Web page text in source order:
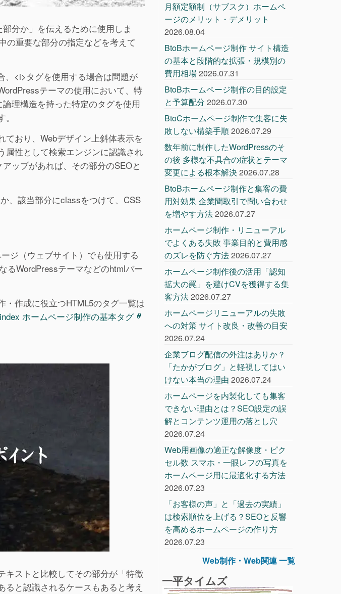
分か」を伝えるために使用しま
の重要な部分の指定などを考えて
、<i>タグを使用する場合は問題が
テーマの使用において、特
理構造を持った特定のタグを使用
おり、Webデザイン上斜体表示を
属性として検索エンジンに認識され
ップがあれば、その部分のSEOと
、該当部分にclassをつけて、CSS
ジ（ウェブサイト）でも使用する
るWordPressテーマなどのhtmlバー
・作成に役立つHTML5のタグ一覧は
ホームページ制作の基本タグ
キストと比較してその部分が「特徴
と認識されるケースもあると考え
月額定額制（サブスク）ホームペ
ージのメリット・デメリット
2026.08.04
BtoBホームページ制作 サイト構造
の基本と段階的な拡張・規模別の
費用相場2026.07.31
BtoBホームページ制作の目的設定
と予算配分 2026.07.30
BtoCホームページ制作で集客に失
敗しない構築手順2026.07.29
数年前に制作したWordPressのそ
の後 多様な不具合の症状とテーマ
変更による根本解決2026.07.28
BtoBホームページ制作と集客の費
用対効果 企業間取引で問い合わせ
を増やす方法2026.07.27
ホームページ制作・リニューアル
でよくある失敗 事業目的と費用感
のズレを防ぐ方法2026.07.27
ホームページ制作後の活用「認知
拡大の罠」を避けCVを獲得する集
客方法2026.07.27
ホームページリニューアルの失敗
への対策 サイト改良・改善の目安
2026.07.24
企業ブログ配信の外注はありか？
「たかがブログ」と軽視してはい
けない本当の理由 2026.07.24
ホームページを内製化しても集客
できない理由とは？SEO設定の誤
解とコンテンツ運用の落とし穴
2026.07.24
Web用画像の適正な解像度・ピク
セル数 スマホ・一眼レフの写真を
ホームページ用に最適化する方法
2026.07.23
「お客様の声」と「過去の実績」
は検索順位を上げる？SEOと反響
を高めるホームページの作り方
2026.07.23
Web制作・Web関連 一覧
一平タイムズ